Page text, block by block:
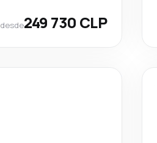
desde249 730 CLP